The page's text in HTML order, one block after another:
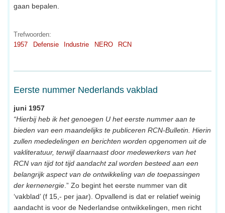
gaan bepalen.
Trefwoorden:
1957
Defensie Industrie NERO RCN
Eerste nummer Nederlands vakblad
juni 1957
“Hierbij heb ik het genoegen U het eerste nummer aan te
bieden van een maandelijks te publiceren RCN-Bulletin. Hierin
zullen mededelingen en berichten worden opgenomen uit de
vakliteratuur, terwijl daarnaast door medewerkers van het
RCN van tijd tot tijd aandacht zal worden besteed aan een
belangrijk aspect van de ontwikkeling van de toepassingen
der kernenergie .” Zo begint het eerste nummer van dit
‘vakblad’ (f 15,- per jaar). Opvallend is dat er relatief weinig
aandacht is voor de Nederlandse ontwikkelingen, men richt